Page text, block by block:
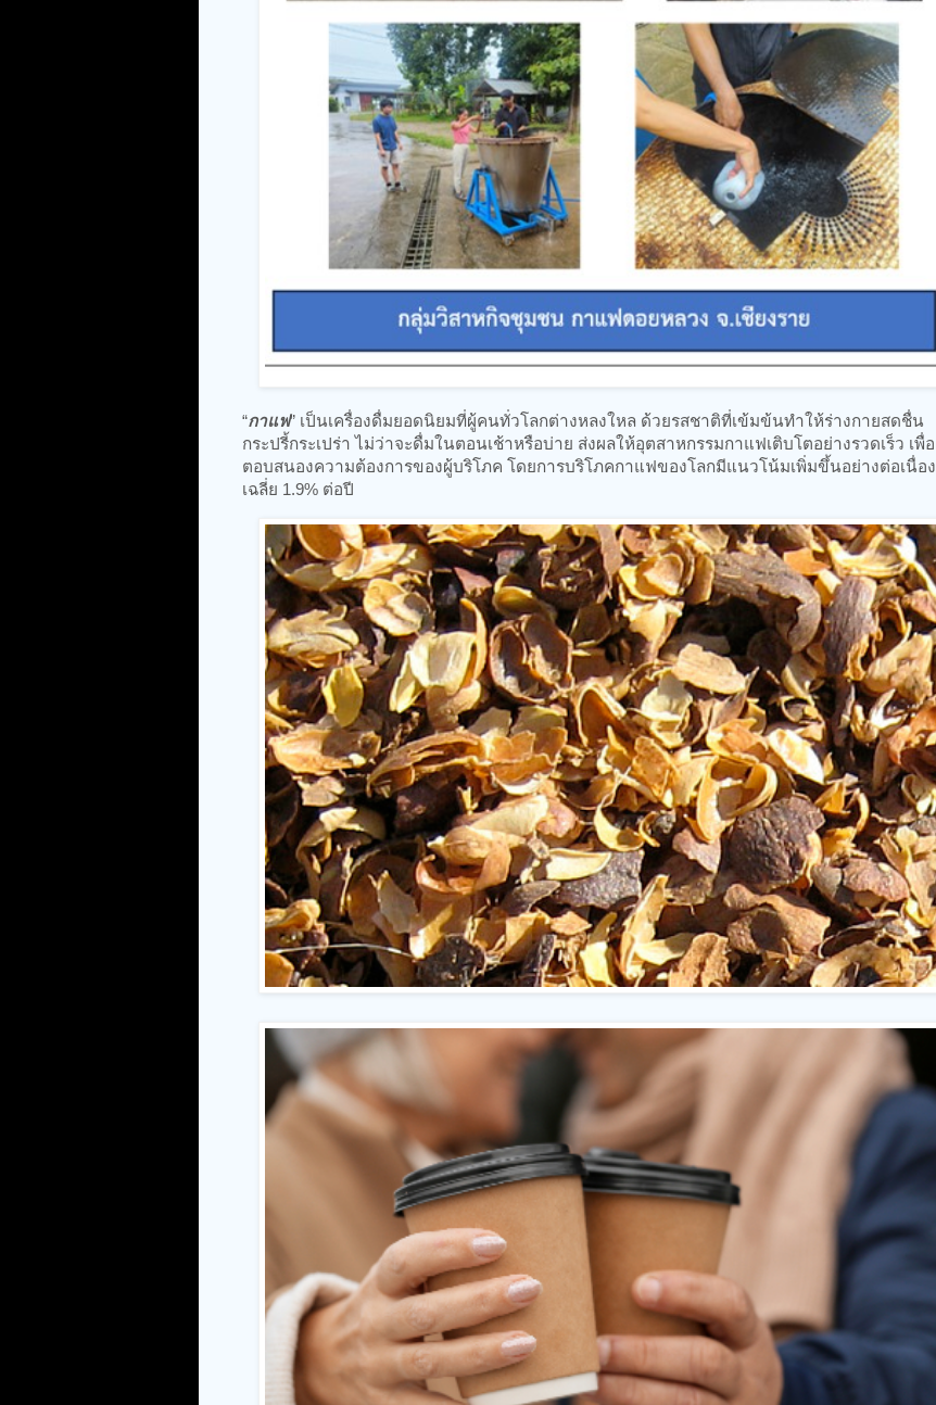
“กาแฟ” เป็นเครื่องดื่มยอดนิยมที่ผู้คนทั่วโลกต่างหลงใหล ด้วยรสชาติที่เข้มข้นทำให้ร่างกายสดชื่น
กระปรี้กระเปร่า ไม่ว่าจะดื่มในตอนเช้าหรือบ่าย ส่งผลให้อุตสาหกรรมกาแฟเติบโตอย่างรวดเร็ว เพื่อ
ตอบสนองความต้องการของผู้บริโภค โดยการบริโภคกาแฟของโลกมีแนวโน้มเพิ่มขึ้นอย่างต่อเนื่อง
เฉลี่ย 1.9% ต่อปี